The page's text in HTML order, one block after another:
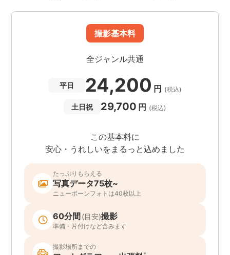
撮影基本料
全ジャンル共通
平日 24,200 円 (税込)
土日祝 29,700 円 (税込)
この基本料に
安心・うれしいをまるっと込めました
たっぷりもらえる
写真データ75枚~
ニューボーンフォトは40枚以上
60分間(目安)撮影
準備・片付けなど含みます
撮影場所までの